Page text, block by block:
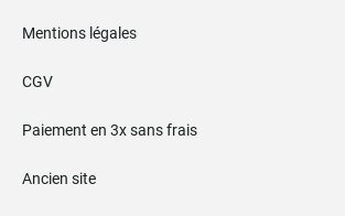
Mentions légales
CGV
Paiement en 3x sans frais
Ancien site